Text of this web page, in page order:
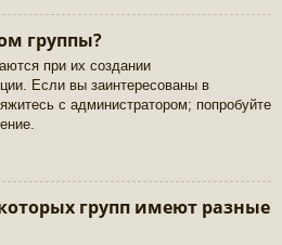
группы?
при их создании
Если вы заинтересованы в
с администратором; попробуйте
групп имеют разные